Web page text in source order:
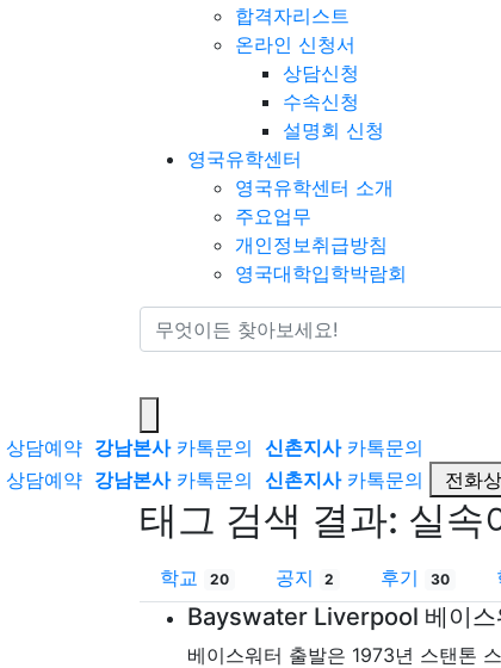
합격자리스트
온라인 신청서
상담신청
수속신청
설명회 신청
영국유학센터
영국유학센터 소개
주요업무
개인정보취급방침
영국대학입학박람회
통합검색
상담예약 강남본사카톡문의 신촌지사카톡문의
상담예약 강남본사카톡문의 신촌지사카톡문의 전화
태그 검색 결과: 실속
학교 20 공지 2 후기 30
Bayswater Liverpool 베이스
베이스워터 출발은 1973년 스탠톤